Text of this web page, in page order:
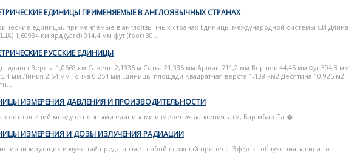
ЕДИНИЦЫ ПРИМЕНЯЕМЫЕ В АНГЛОЯЗЫЧНЫХ СТРАНАХ
единицы, применяемые в англоязычных странах Единицы международной системы СИ Длина
1,60934 км ярд (yard) 914,4 мм фут (foot) 30...
РУССКИЕ ЕДИНИЦЫ
длины Верста 1,0668 км Сажень 2,1336 м Сотка 21,336 мм Аршин 711,2 мм Вершок 44,45 мм Фут 304,8 мм
мм Линия 2,54 мм Точка 0,254 мм Единицы площади Квадратная верста 1,138 км2 Десятина 10,925 м2
ИЗМЕРЕНИЯ ДАВЛЕНИЯ И ПРОИЗВОДИТЕЛЬНОСТИ
соотношений между основными единицами измерения давления: атм, Бар мбар Па �...
ИЗМЕРЕНИЯ И ДОЗЫ ИЗЛУЧЕНИЯ РАДИАЦИИ
ионизирующих излучений представляет собой сложный процесс. Эффект облучения зависит от